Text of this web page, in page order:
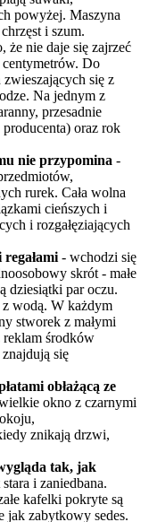
powyżej. Maszyna
i szum.
że nie daje się zajrzeć
centymetrów. Do
się z
Na jednym z
przesadnie
oraz rok
nie przypomina -
rurek. Cała wolna
cieńszych i
i rozgałęziających
- wchodzi się
skrót - małe
dziesiątki par oczu.
z wodą. W każdym
stworek z małymi
środków
się
obłażącą ze
okno z czarnymi
znikają drzwi,
tak, jak
i zaniedbana.
kafelki pokryte są
jak zabytkowy sedes.